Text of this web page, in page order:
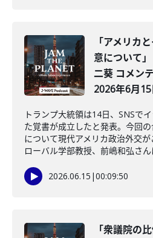
「アメリカ
意について
二葵 コメン
2026年6月
トランプ大統領は14日、SNSで
た覚書が成立したと発表。今回
について現代アメリカ政治外交
ローバル学部教授、前嶋和弘さん
2026.06.15 |00:09:50
「衆議院の